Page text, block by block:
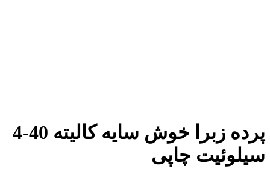
پرده زبرا خوش سایه کالیته 40-4
چاپی